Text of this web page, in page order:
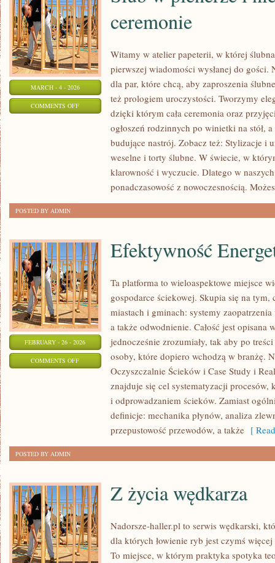
MARCH - 4 - 2026
COMMENTS OFFON
ceremonie
Witamy w atelier papeterii, w której
pierwszej wiadomości wysłanej do gości.
dla par, które chcą, aby zaproszenia
też prologiem uroczystości. Tworzymy
dzięki którym cała ceremonia oraz
ogłoszeń rodzinnych po winietki na stół,
budujące nastrój. Zobacz też: Stylizacje i
weselne i torty ślubne. W świecie, w
klarowność i wyczucie. Dlatego w
ponadczasowość z nowoczesnością.
POSTED BY ADMIN
FEBRUARY - 26 - 2026
COMMENTS OFFON
EFEKTYWNOŚĆ
ENERGETYCZNA
Efektywność
Ta platforma to wieloaspektowe miejsce
gospodarce ściekowej. Skupia się na
miastach i gminach: systemy
a także odwodnienie. Całość jest opisana
jednocześnie zrozumiały, tak aby po
osoby, które dopiero wchodzą w branżę.
Oczyszczalnie Ścieków i Case Study i
znajduje się cel systematyzacji procesów,
i odprowadzaniem ścieków. Zamiast
definicje: mechanika płynów, analiza
przepustowość przewodów, a także [
POSTED BY ADMIN
Z życia wędkarza
Nadorsze-haller.pl to serwis wędkarski,
dla których łowienie ryb jest czymś
To miejsce, w którym praktyka spotyka